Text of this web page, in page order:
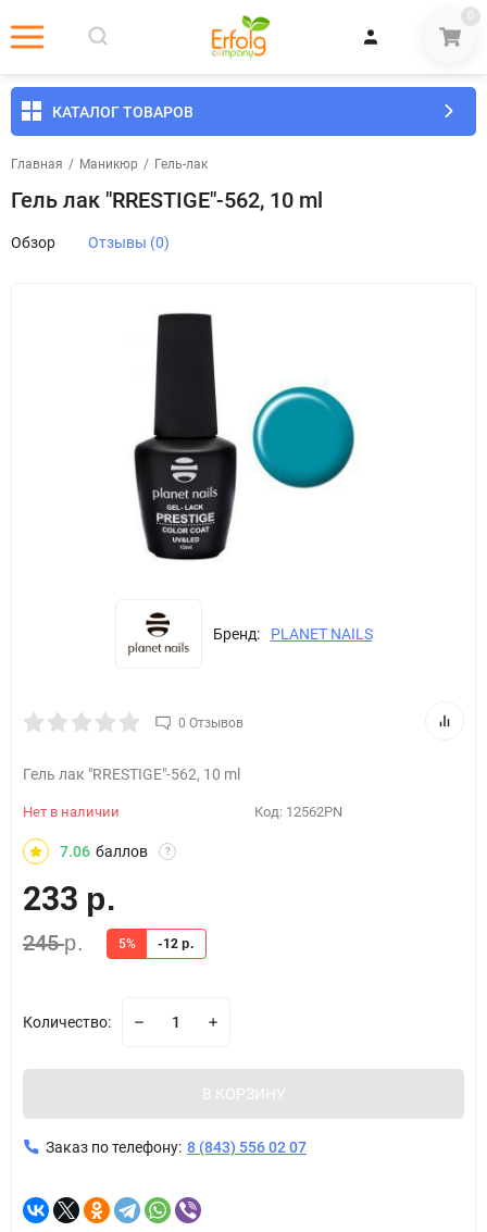
0
КАТАЛОГ ТОВАРОВ
Главная / Маникюр / Гель-лак
Гель лак "RRESTIGE"-562, 10 ml
Обзор Отзывы (0)
Бренд: PLANET NAILS
0 Отзывов
Гель лак "RRESTIGE"-562, 10 ml
Нет в наличии Код: 12562PN
7.06 баллов ?
233 р.
245р. 5% -12 р.
Количество:
В КОРЗИНУ
Заказ по телефону: 8 (843) 556 02 07